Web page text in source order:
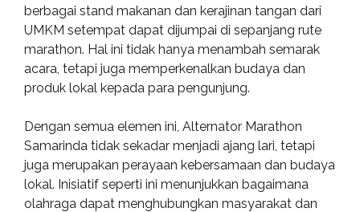
berbagai stand makanan dan kerajinan tangan dari
UMKM setempat dapat dijumpai di sepanjang rute
marathon. Hal ini tidak hanya menambah semarak
acara, tetapi juga memperkenalkan budaya dan
produk lokal kepada para pengunjung.
Dengan semua elemen ini, Alternator Marathon
Samarinda tidak sekadar menjadi ajang lari, tetapi
juga merupakan perayaan kebersamaan dan budaya
lokal. Inisiatif seperti ini menunjukkan bagaimana
olahraga dapat menghubungkan masyarakat dan